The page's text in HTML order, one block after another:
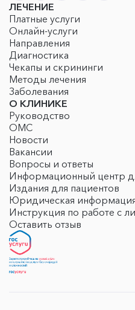
ЛЕЧЕНИЕ
Платные услуги
Онлайн-услуги
Направления
Диагностика
Чекапы и скрининги
Методы лечения
Заболевания
О КЛИНИКЕ
Руководство
ОМС
Новости
Вакансии
Вопросы и ответы
Информационный центр
Издания для пациентов
Юридическая
Инструкция по работе с
Оставить отзыв